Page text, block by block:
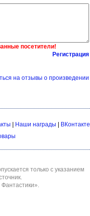
посетители!
Регистрация
на отзывы о произведении
Наши награды
ВКонтакте
только с указанием
.